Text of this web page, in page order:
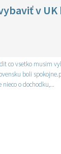
v UK
co vsetko musim
boli
nieco o dochodku,...